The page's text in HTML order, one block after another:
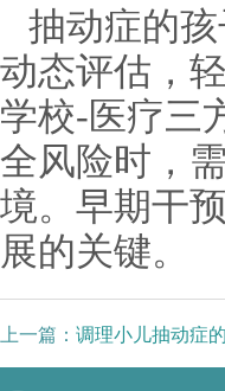
抽动症的
动态评估，
学校-医疗三
全风险时，
境。早期干
展的关键。
上一篇： 调理小儿抽动症